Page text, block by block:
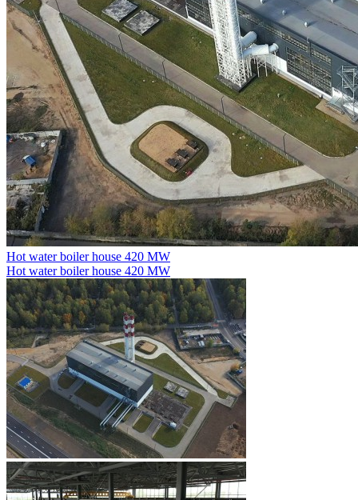
Hot water boiler house 420 MW
Hot water boiler house 420 MW